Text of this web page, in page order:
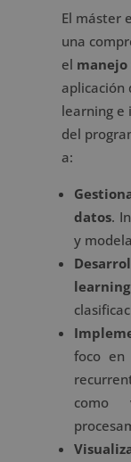
El máster
una
el manejo
aplicación
learning e
del
a:
datos.
y
learning
foco en
como